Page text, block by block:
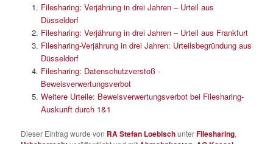
Filesharing: Verjährung in drei Jahren – Urteil aus
Düsseldorf
Filesharing: Verjährung in drei Jahren – Urteil aus Frankfurt
Filesharing-Verjährung in drei Jahren: Urteilsbegründung aus
Düsseldorf
Filesharing: Datenschutzverstoß -
Beweisverwertungsverbot
Weitere Urteile: Beweisverwertungsverbot bei Filesharing-
Auskunft durch 1&1
Dieser Eintrag wurde von RA Stefan LoebischunterFilesharing,